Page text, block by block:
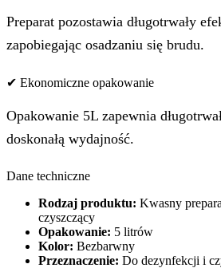
Preparat pozostawia długotrwały
zapobiegając osadzaniu się brudu.
✔ Ekonomiczne opakowanie
Opakowanie 5L zapewnia
doskonałą wydajność.
Dane techniczne
Rodzaj produktu: Kwasny
czyszczący
Opakowanie: 5 litrów
Kolor: Bezbarwny
Przeznaczenie: Do dezynfekcji i